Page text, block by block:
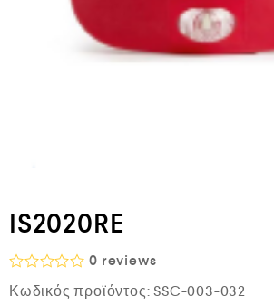
IS2020RE
Β
α
0 reviews
Κωδικός προϊόντος: SSC-003-032